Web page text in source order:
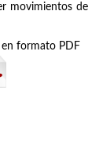
movimientos de
en formato PDF